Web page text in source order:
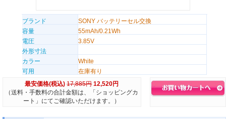
ブランド
SONY バッテリーセル交換
容量
55mAh/0.21Wh
電圧
3.85V
外形寸法
カラー
White
可用
在庫有り
最安価格(税込)17,885円 12,520円
（送料・手数料の合計金額は、「ショッピングカ
ート」にてご確認いただけます。）